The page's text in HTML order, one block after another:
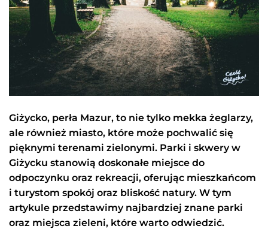
Giżycko, perła Mazur, to nie tylko mekka żeglarzy,
ale również miasto, które może pochwalić się
pięknymi terenami zielonymi. Parki i skwery w
Giżycku stanowią doskonałe miejsce do
odpoczynku oraz rekreacji, oferując mieszkańcom
i turystom spokój oraz bliskość natury. W tym
artykule przedstawimy najbardziej znane parki
oraz miejsca zieleni, które warto odwiedzić.